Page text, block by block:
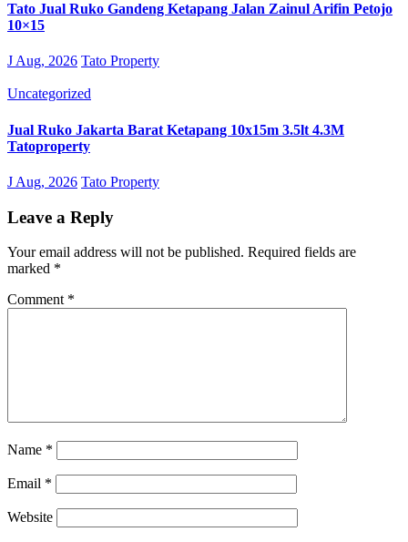
Tato Jual Ruko Gandeng Ketapang Jalan Zainul Arifin Petojo
10×15
J Aug, 2026 Tato Property
Uncategorized
Jual Ruko Jakarta Barat Ketapang 10x15m 3.5lt 4.3M
Tatoproperty
J Aug, 2026 Tato Property
Leave a Reply
Your email address will not be published. Required fields are
marked *
Comment *
Name *
Email *
Website